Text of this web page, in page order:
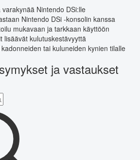
Nintendo DSi:lle
Nintendo DSi -konsolin kanssa
mukavaan ja tarkkaan käyttöön
lisäävät kulutuskestävyyttä
tai kuluneiden kynien tilalle
ja vastaukset